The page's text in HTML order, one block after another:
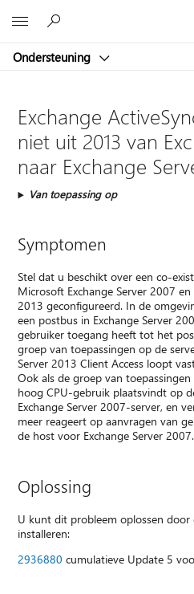
Ondersteuning
Exchange
niet uit 2013 van
naar Exchange
Van toepassing op
Symptomen
Stel dat u beschikt over een co-
Microsoft Exchange Server 2007
2013 geconfigureerd. In de
een postbus in Exchange Server
gebruiker toegang heeft tot het
groep van toepassingen op de
Server 2013 Client Access loopt
Ook als de groep van
hoog CPU-gebruik plaatsvindt op
Exchange Server 2007-server, en
meer reageert op aanvragen van
de host voor Exchange Server 2007.
Oplossing
U kunt dit probleem oplossen
installeren:
2936880 cumulatieve Update 5